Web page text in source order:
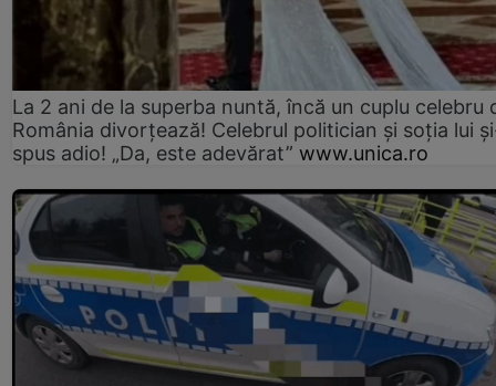
La 2 ani de la superba nuntă, încă un cuplu celebru
România divorțează! Celebrul politician și soția lui
spus adio! „Da, este adevărat” www.unica.ro